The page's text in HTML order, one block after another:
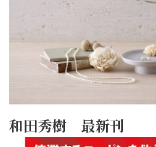
和田秀樹 最新刊